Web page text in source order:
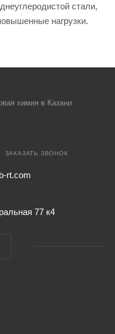
стали,
нагрузки.
химия в Казани
ЗАКАЗАТЬ ЗВОНОК
rt.com
77 к4